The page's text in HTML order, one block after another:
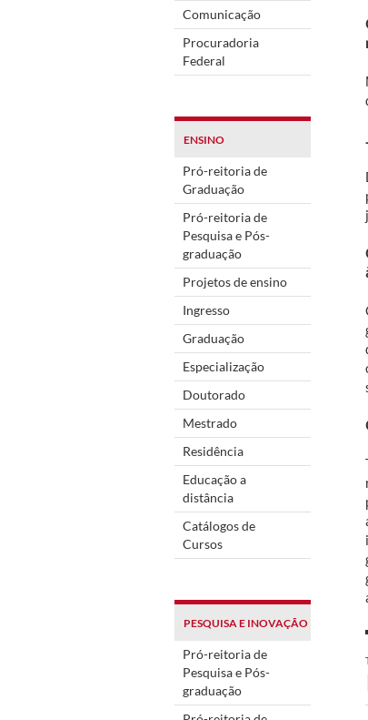
Comunicação
Procuradoria
Federal
ENSINO
Pró-reitoria de
Graduação
Pró-reitoria de
Pesquisa e Pós-
graduação
Projetos de ensino
Ingresso
Graduação
Especialização
Doutorado
Mestrado
Residência
Educação a
distância
Catálogos de
Cursos
PESQUISA E INOVAÇÃO
Pró-reitoria de
Pesquisa e Pós-
graduação